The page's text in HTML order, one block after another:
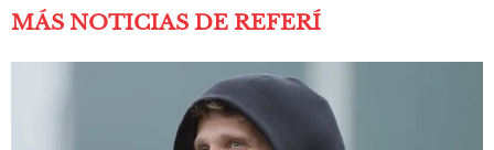
MÁS NOTICIAS DE REFERÍ